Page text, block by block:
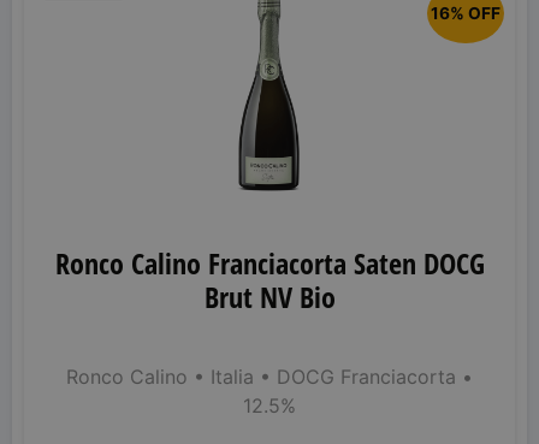
16% OFF
Ronco Calino Franciacorta Saten DOCG
Brut NV Bio
Ronco Calino • Italia • DOCG Franciacorta •
12.5%